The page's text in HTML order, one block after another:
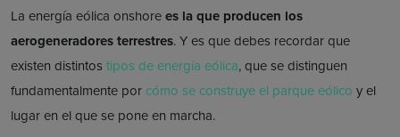
La energía eólica onshorees la que producen los
aerogeneradores terrestres. Y es que debes recordar que
existen distintos tipos de energía eólica, que se distinguen
fundamentalmente por cómo se construye el parque eólico y el
lugar en el que se pone en marcha.